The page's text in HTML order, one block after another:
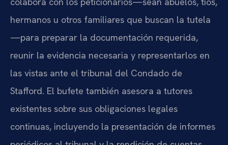
hermanos u otros familiares que buscan la tutela
—para preparar la documentación requerida,
reunir la evidencia necesaria y representarlos en
las vistas ante el tribunal del Condado de
Stafford. El bufete también asesora a tutores
existentes sobre sus obligaciones legales
continuas, incluyendo la presentación de informes